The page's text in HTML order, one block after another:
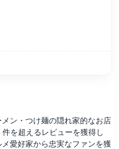
ン・つけ麺の隠れ家的なお店
を超えるレビューを獲得し
愛好家から忠実なファンを獲